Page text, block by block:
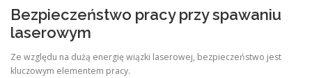
Bezpieczeństwo pracy przy spawaniu
laserowym
Ze względu na dużą energię wiązki laserowej, bezpieczeństwo jest
kluczowym elementem pracy.